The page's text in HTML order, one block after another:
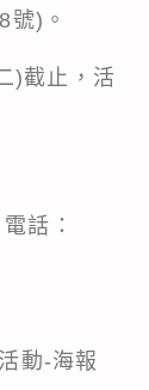
號)。
)截止，活
話：
動-海報